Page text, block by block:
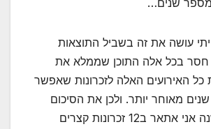
מספר שנים…
עושה את זה בשביל התוצאות
חסר בכל אלה התוכן שממלא את
כל האירועים האלה לזכרונות שאפשר
מאוחר יותר. ולכן את הסיכום
האמיתי של השנה אני אתאר ב12 זכרונות קצרים